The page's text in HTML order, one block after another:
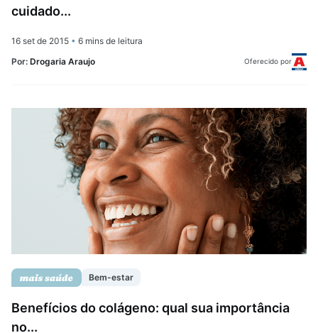
cuidado...
16 set de 2015 • 6 mins de leitura
Por: Drogaria Araujo Oferecido por
Bem-estar
Benefícios do colágeno: qual sua importância
no...